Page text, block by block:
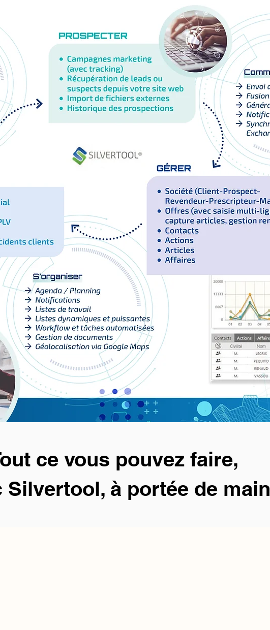
ce vous pouvez faire,
Silvertool, à portée de main